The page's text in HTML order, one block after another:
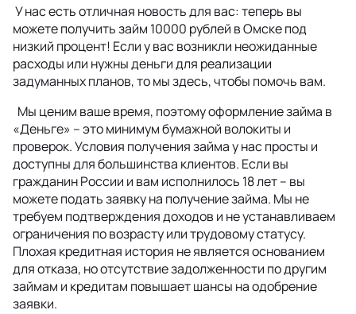
У нас есть отличная новость для вас: теперь вы
можете получить займ 10000 рублей в Омске под
низкий процент! Если у вас возникли неожиданные
расходы или нужны деньги для реализации
задуманных планов, то мы здесь, чтобы помочь вам.
Мы ценим ваше время, поэтому оформление займа в
«Деньге» – это минимум бумажной волокиты и
проверок. Условия получения займа у нас просты и
доступны для большинства клиентов. Если вы
гражданин России и вам исполнилось 18 лет – вы
можете подать заявку на получение займа. Мы не
требуем подтверждения доходов и не устанавливаем
ограничения по возрасту или трудовому статусу.
Плохая кредитная история не является основанием
для отказа, но отсутствие задолженности по другим
займам и кредитам повышает шансы на одобрение
заявки.